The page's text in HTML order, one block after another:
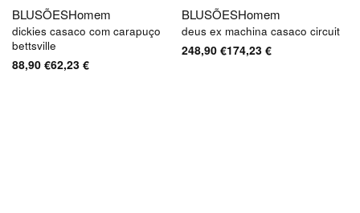
BLUSÕESHomem
dickies casaco com carapuço
bettsville
88,90 €62,23 €
BLUSÕESHomem
deus ex machina casaco circuit
248,90 €174,23 €